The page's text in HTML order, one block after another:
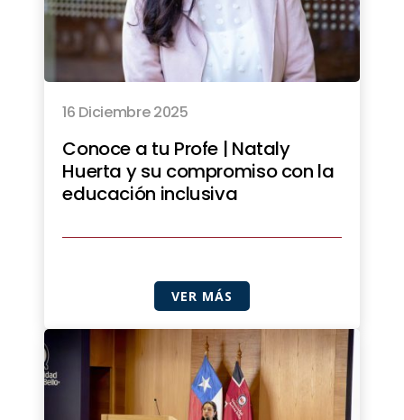
16 Diciembre 2025
Conoce a tu Profe | Nataly
Huerta y su compromiso con la
educación inclusiva
VER MÁS